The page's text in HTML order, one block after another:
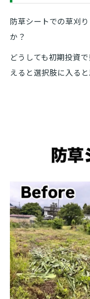
防草シートでの草刈
か？
どうしても初期投資
えると選択肢に入ると